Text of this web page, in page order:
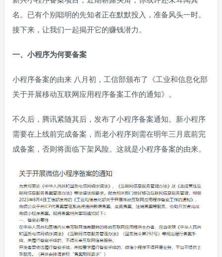
名。已有个别聪明的先知者正在默默投入，准备风头一时。
接下来，让我们一起揭开它的赚钱潜力。
一、小程序为何要备案
小程序备案的由来 八月初，工信部颁布了《工业和信息化部
关于开展移动互联网应用程序备案工作的通知》。
不久后，腾讯紧随其后，发布了小程序备案通知。新小程序
需要在上线前完成备案，而老小程序则需在明年三月底前完
成备案，否则将面临下架风险。这就是小程序备案的由来。